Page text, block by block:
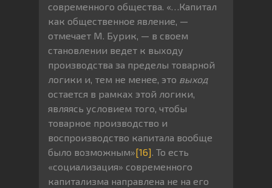
современного общества. «…Капитал
как общественное явление, —
отмечает М. Бурик, — в своем
становлении ведет к выходу
производства за пределы товарной
логики и, тем не менее, это выход
остается в рамках этой логики,
являясь условием того, чтобы
товарное производство и
воспроизводство капитала вообще
было возможным»[16]. То есть
«социализация» современного
капитализма направлена не на его